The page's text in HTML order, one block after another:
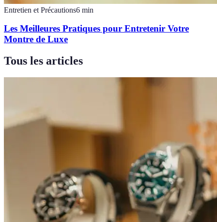
Entretien et Précautions6 min
Les Meilleures Pratiques pour Entretenir Votre
Montre de Luxe
Tous les articles